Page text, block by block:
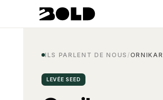
ILS PARLENT DE NOUS /ORNIKAR
LEVÉE SEED